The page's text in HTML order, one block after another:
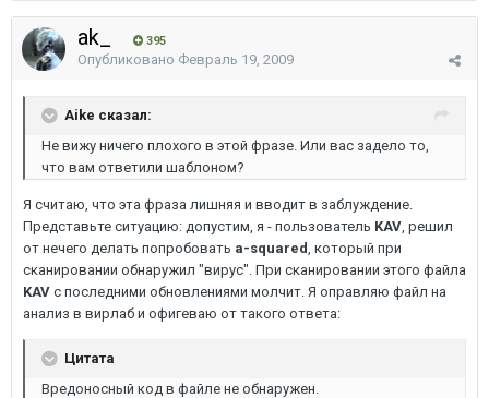
ak_ 395
Опубликовано Февраль 19, 2009
Aike сказал:
Не вижу ничего плохого в этой фразе. Или вас задело то,
что вам ответили шаблоном?
Я считаю, что эта фраза лишняя и вводит в заблуждение.
Представьте ситуацию: допустим, я - пользователь KAV, решил
от нечего делать попробовать a-squared, который при
сканировании обнаружил "вирус". При сканировании этого файла
KAV с последними обновлениями молчит. Я оправляю файл на
анализ в вирлаб и офигеваю от такого ответа:
Цитата
Вредоносный код в файле не обнаружен.